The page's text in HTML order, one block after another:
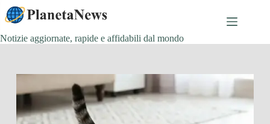
Salta
al
contenuto
Notizie aggiornate, rapide e affidabili dal mondo